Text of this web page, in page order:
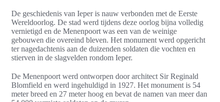
De geschiedenis van Ieper is nauw verbonden met de Eerste
Wereldoorlog. De stad werd tijdens deze oorlog bijna volledig
vernietigd en de Menenpoort was een van de weinige
gebouwen die overeind bleven. Het monument werd opgericht
ter nagedachtenis aan de duizenden soldaten die vochten en
stierven in de slagvelden rondom Ieper.
De Menenpoort werd ontworpen door architect Sir Reginald
Blomfield en werd ingehuldigd in 1927. Het monument is 54
meter breed en 27 meter hoog en bevat de namen van meer dan